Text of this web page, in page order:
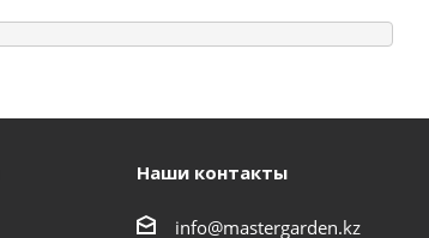
Наши контакты
info@mastergarden.kz